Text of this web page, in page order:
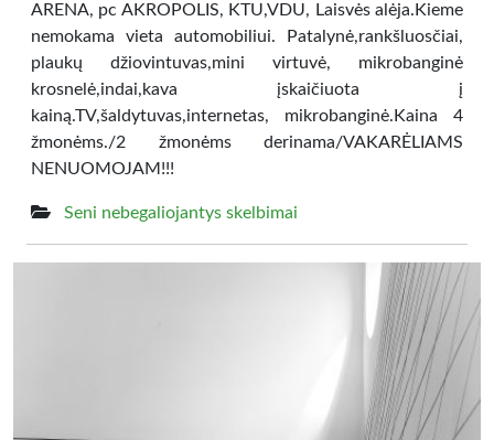
ARENA, pc AKROPOLIS, KTU,VDU, Laisvės alėja.Kieme
nemokama vieta automobiliui. Patalynė,rankšluosčiai,
plaukų džiovintuvas,mini virtuvė, mikrobanginė
krosnelė,indai,kava įskaičiuota į
kainą.TV,šaldytuvas,internetas, mikrobanginė.Kaina 4
žmonėms./2 žmonėms derinama/VAKARĖLIAMS
NENUOMOJAM!!!
Seni nebegaliojantys skelbimai